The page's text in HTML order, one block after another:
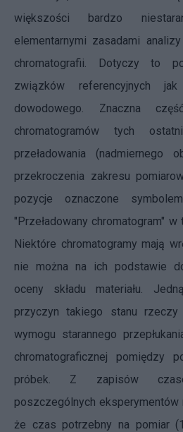
większości bardzo
elementarnymi zasadami
chromatografii. Dotyczy to
związków referencyjnych
dowodowego. Znaczna
chromatogramów tych
przeładowania (nadmiernego
przekroczenia zakresu
pozycje oznaczone
"Przeładowany chromatogram"
Niektóre chromatogramy mają
nie można na ich podstawie
oceny składu materiału.
przyczyn takiego stanu
wymogu starannego
chromatograficznej pomiędzy
próbek. Z zapisów
poszczególnych eksperymentów
że czas potrzebny na pomiar